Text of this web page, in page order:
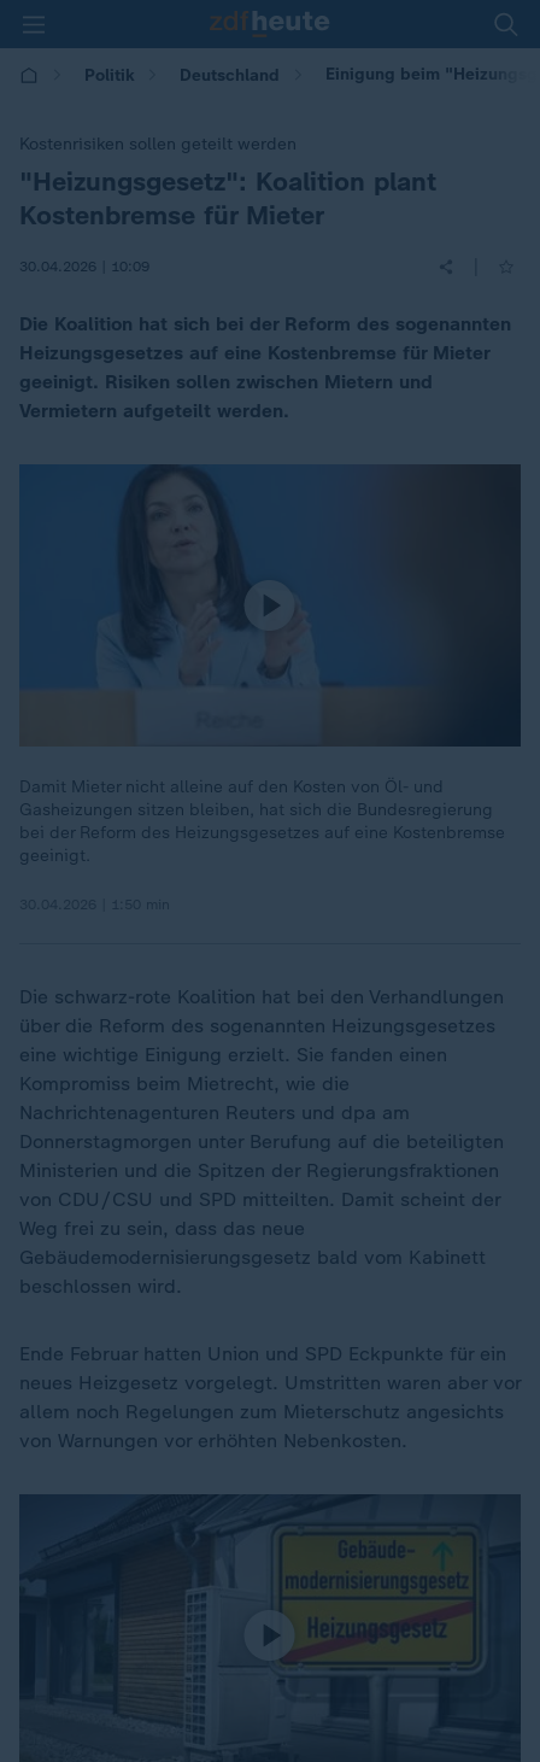
Politik Deutschland Einigung beim
Kostenrisiken sollen geteilt werden
:"Heizungsgesetz": Koalition plant
Kostenbremse für Mieter
30.04.2026 | 10:09
Die Koalition hat sich bei der Reform des sogenannten
Heizungsgesetzes auf eine Kostenbremse für Mieter
geeinigt. Risiken sollen zwischen Mietern und
Vermietern aufgeteilt werden.
Damit Mieter nicht alleine auf den Kosten von Öl- und
Gasheizungen sitzen bleiben, hat sich die Bundesregierung
bei der Reform des Heizungsgesetzes auf eine Kostenbremse
geeinigt.
Die schwarz-rote Koalition hat bei den Verhandlungen
über die Reform des sogenannten Heizungsgesetzes
eine wichtige Einigung erzielt. Sie fanden einen
Kompromiss beim Mietrecht, wie die
Nachrichtenagenturen Reuters und dpa am
Donnerstagmorgen unter Berufung auf die beteiligten
Ministerien und die Spitzen der Regierungsfraktionen
von CDU/CSU und SPD mitteilten. Damit scheint der
Weg frei zu sein, dass das neue
Gebäudemodernisierungsgesetz bald vom Kabinett
beschlossen wird.
Ende Februar hatten Union und SPD Eckpunkte für ein
neues Heizgesetz vorgelegt. Umstritten waren aber vor
allem noch Regelungen zum Mieterschutz angesichts
von Warnungen vor erhöhten Nebenkosten.